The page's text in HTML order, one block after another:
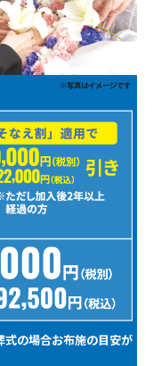
※写真はイメージです
式の場合お布施の目安が